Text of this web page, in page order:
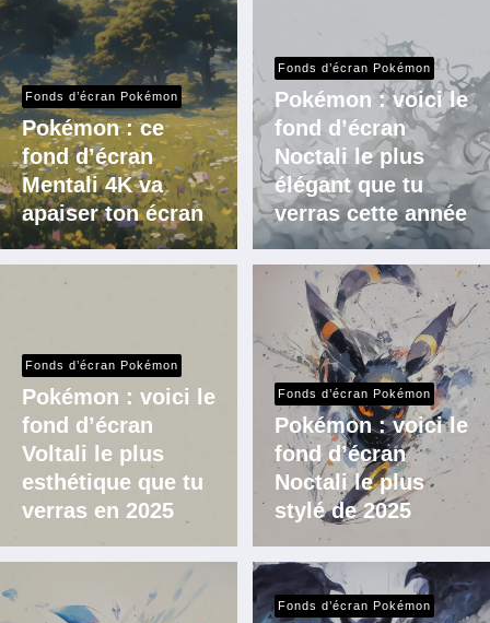
Fonds d’écran Pokémon
Pokémon : ce
fond d’écran
Mentali 4K va
apaiser ton écran
Fonds d’écran Pokémon
Pokémon : voici le
fond d’écran
Noctali le plus
élégant que tu
verras cette année
Fonds d’écran Pokémon
Pokémon : voici le
fond d’écran
Voltali le plus
esthétique que tu
verras en 2025
Fonds d’écran Pokémon
Pokémon : voici le
fond d’écran
Noctali le plus
stylé de 2025
Fonds d’écran Pokémon